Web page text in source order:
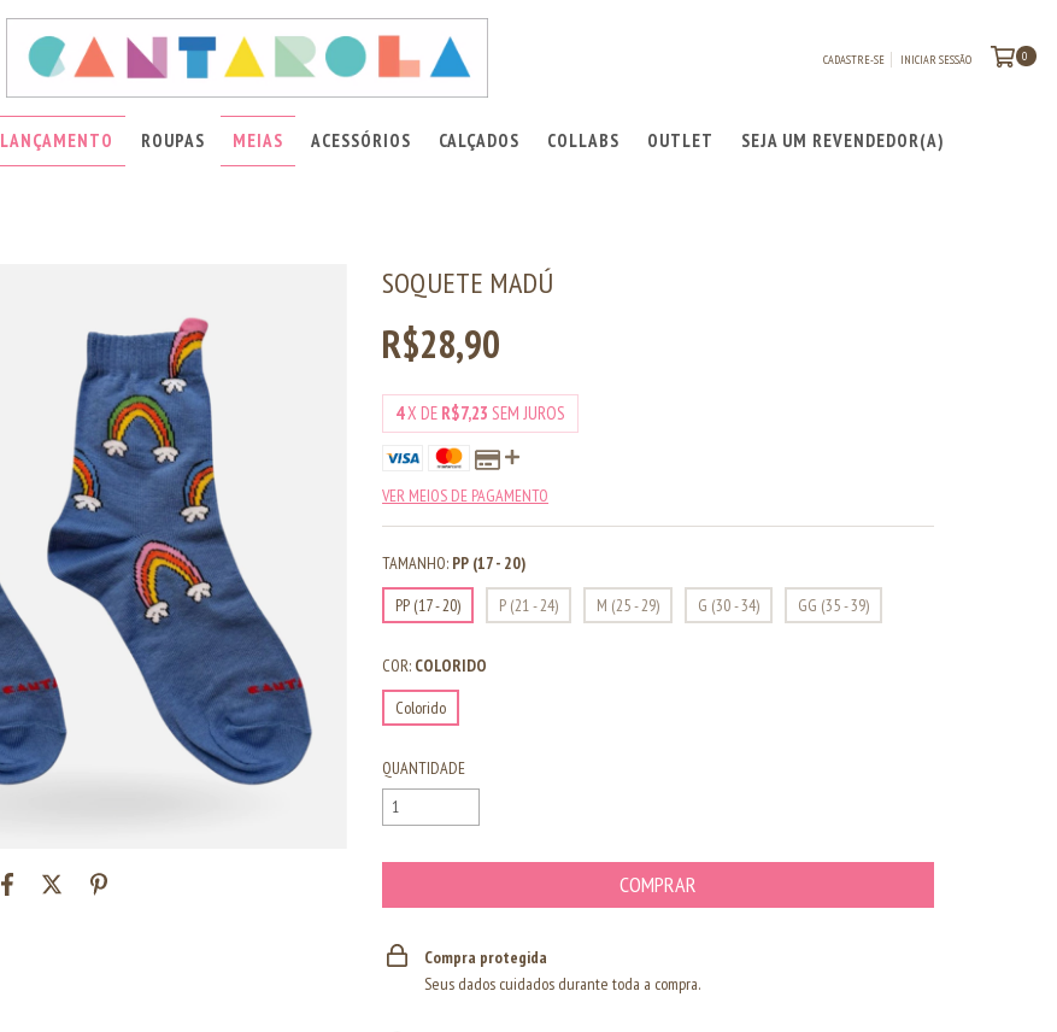
CADASTRE-SE INICIAR SESSÃO 0
LANÇAMENTO ROUPAS MEIAS ACESSÓRIOS CALÇADOS COLLABS OUTLET SEJA UM REVENDEDOR(A)
SOQUETE MADÚ
R$28,90
4X DE R$7,23 SEM JUROS
VER MEIOS DE PAGAMENTO
TAMANHO: PP (17 - 20)
PP (17 - 20)
P (21 - 24) M (25 - 29) G (30 - 34) GG (35 - 39)
COR: COLORIDO
Colorido
QUANTIDADE
Compra protegida
Seus dados cuidados durante toda a compra.